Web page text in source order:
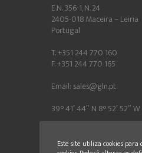
E.N. 356-1, N. 24
2405-018 Maceira – Leiria
Portugal
T. +351 244 770 160
F. +351 244 770 165
Email: sales@gln.pt
39° 41′ 44″ N 8° 52′ 52″ W
Este site utiliza cookies